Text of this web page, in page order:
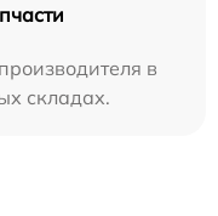
в
складах.